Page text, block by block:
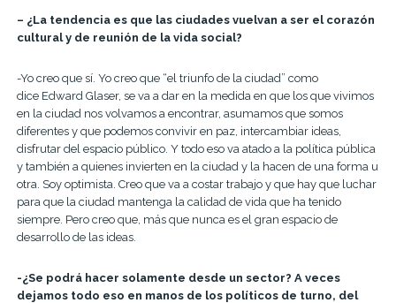
– ¿La tendencia es que las ciudades vuelvan a ser el corazón
cultural y de reunión de la vida social?
-Yo creo que sí. Yo creo que “el triunfo de la ciudad” como
dice Edward Glaser, se va a dar en la medida en que los que vivimos
en la ciudad nos volvamos a encontrar, asumamos que somos
diferentes y que podemos convivir en paz, intercambiar ideas,
disfrutar del espacio público. Y todo eso va atado a la política pública
y también a quienes invierten en la ciudad y la hacen de una forma u
otra. Soy optimista. Creo que va a costar trabajo y que hay que luchar
para que la ciudad mantenga la calidad de vida que ha tenido
siempre. Pero creo que, más que nunca es el gran espacio de
desarrollo de las ideas.
-¿Se podrá hacer solamente desde un sector? A veces
dejamos todo eso en manos de los políticos de turno, del